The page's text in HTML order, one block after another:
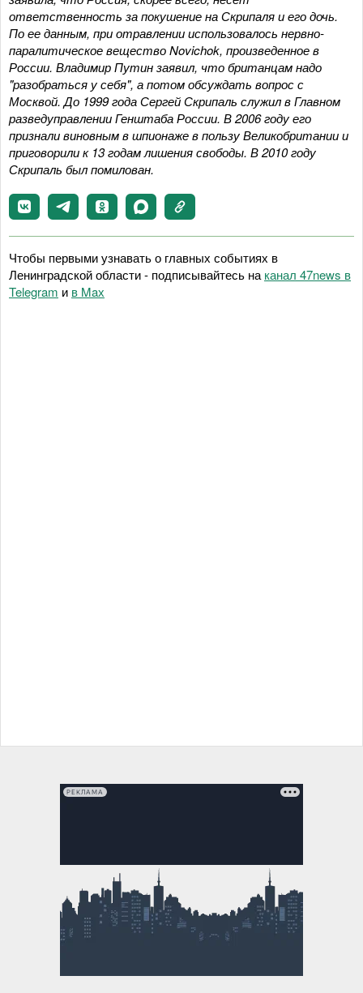
ответственность за покушение на Скрипаля и его дочь.
По ее данным, при отравлении использовалось нервно-
паралитическое вещество Novichok, произведенное в
России. Владимир Путин заявил, что британцам надо
"разобраться у себя", а потом обсуждать вопрос с
Москвой. До 1999 года Сергей Скрипаль служил в Главном
разведуправлении Генштаба России. В 2006 году его
признали виновным в шпионаже в пользу Великобритании и
приговорили к 13 годам лишения свободы. В 2010 году
Скрипаль был помилован.
Чтобы первыми узнавать о главных событиях в
Ленинградской области - подписывайтесь на канал 47news в
Telegram и в Maх
РЕКЛАМА